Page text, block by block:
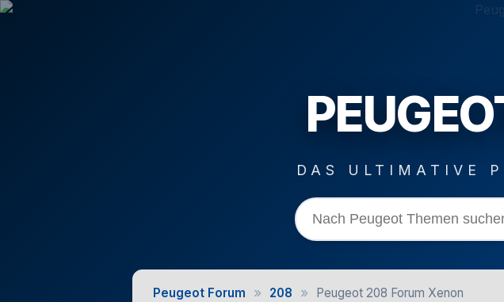
DAS ULTIMATIVE
Peugeot Forum » 208 » Peugeot 208 Forum Xenon